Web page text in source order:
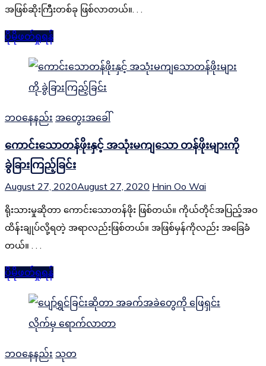
အဖြစ်ဆိုးကြီးတစ်ခု ဖြစ်လာတယ်။. . .
ပိုမိုဖတ်ရှုရန်
ဘဝနေနည်း အတွေးအခေါ်
ကောင်းသောတန်ဖိုးနှင့် အသုံးမကျသော တန်ဖိုးများကို
ခွဲခြားကြည့်ခြင်း
August 27, 2020August 27, 2020 Hnin Oo Wai
ရိုးသားမှုဆိုတာ ကောင်းသောတန်ဖိုး ဖြစ်တယ်။ ကိုယ်တိုင်အပြည့်အဝ
ထိန်းချုပ်လို့ရတဲ့ အရာလည်းဖြစ်တယ်။ အဖြစ်မှန်ကိုလည်း အခြေခံ
တယ်။ . . .
ပိုမိုဖတ်ရှုရန်
ဘဝနေနည်း သုတ